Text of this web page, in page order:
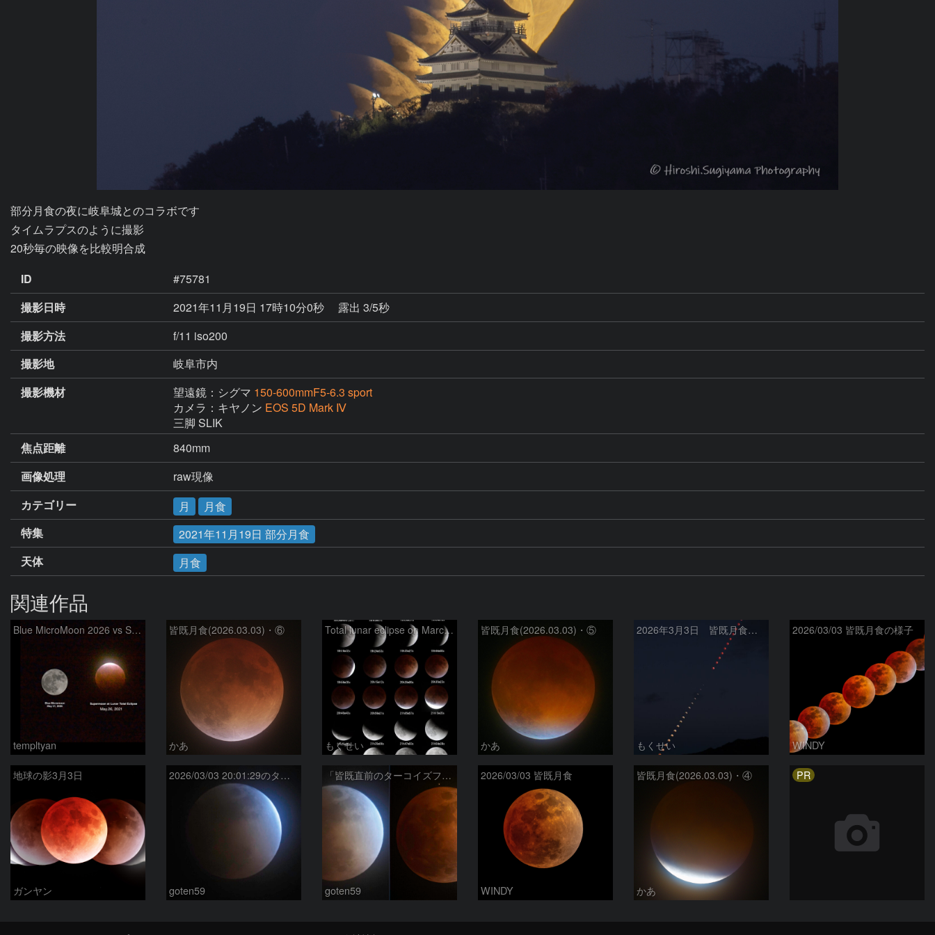
部分月食の夜に岐阜城とのコラボです
タイムラプスのように撮影
20秒毎の映像を比較明合成
ID
#75781
撮影日時
2021年11月19日 17時10分0秒
露出 3/5秒
撮影方法
f/11 iso200
撮影地
岐阜市内
撮影機材
望遠鏡：シグマ 150-600mmF5-6.3 sport
カメラ：キヤノン EOS 5D Mark Ⅳ
三脚 SLIK
焦点距離
840mm
画像処理
raw現像
カテゴリー
月
月食
特集
2021年11月19日 部分月食
天体
月食
関連作品
Blue MicroMoon 2026 vs SuperMoon at Total Eclipse 2021
templtyan
皆既月食(2026.03.03)・⑥
かあ
Total lunar eclipse on March 3, 2026
もくせい
皆既月食(2026.03.03)・⑤
かあ
2026年3月3日 皆既月食全経過
もくせい
2026/03/03 皆既月食の様子
WINDY
地球の影3月3日
ガンヤン
2026/03/03 20:01:29のターコイズフリンジ
goten59
「皆既直前のターコイズフリンジ」と「皆既中の月」
goten59
2026/03/03 皆既月食
WINDY
皆既月食(2026.03.03)・④
かあ
PR